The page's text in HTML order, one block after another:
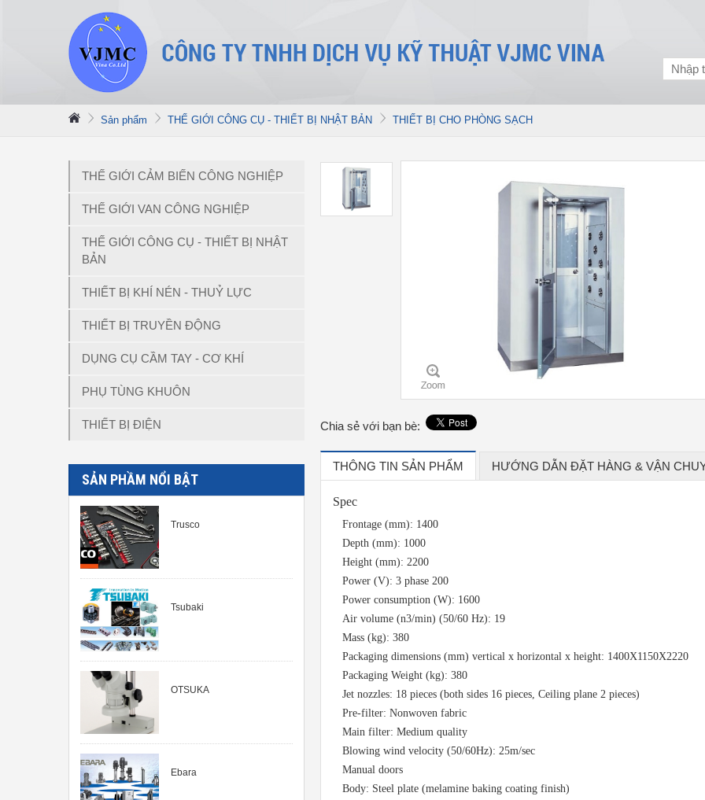
Sản phẩm THẾ GIỚI CÔNG CỤ - THIẾT BỊ NHẬT BẢN THIẾT BỊ CHO PHÒNG SẠCH
THẾ GIỚI CẢM BIẾN CÔNG NGHIỆP
THẾ GIỚI VAN CÔNG NGHIỆP
THẾ GIỚI CÔNG CỤ - THIẾT BỊ NHẬT
BẢN
THIẾT BỊ KHÍ NÉN - THUỶ LỰC
THIẾT BỊ TRUYỀN ĐỘNG
DỤNG CỤ CẦM TAY - CƠ KHÍ
PHỤ TÙNG KHUÔN
THIẾT BỊ ĐIỆN
SẢN PHẦM NỔI BẬT
Trusco
Tsubaki
OTSUKA
Ebara
Chia sẻ với bạn bè:
THÔNG TIN SẢN PHẨM HƯỚNG DẪN ĐẶT HÀNG & VẬN
Spec
Frontage (mm): 1400
Depth (mm): 1000
Height (mm): 2200
Power (V): 3 phase 200
Power consumption (W): 1600
Air volume (n3/min) (50/60 Hz): 19
Mass (kg): 380
Packaging dimensions (mm) vertical x horizontal x height: 1400X1150X2220
Packaging Weight (kg): 380
Jet nozzles: 18 pieces (both sides 16 pieces, Ceiling plane 2 pieces)
Pre-filter: Nonwoven fabric
Main filter: Medium quality
Blowing wind velocity (50/60Hz): 25m/sec
Manual doors
Body: Steel plate (melamine baking coating finish)